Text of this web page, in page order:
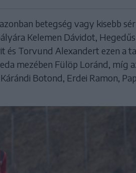
betegség vagy kisebb
Kelemen Dávidot, Hegedűs
és Torvund Alexandert ezen a
mezében Fülöp Loránd, míg
Botond, Erdei Ramon,